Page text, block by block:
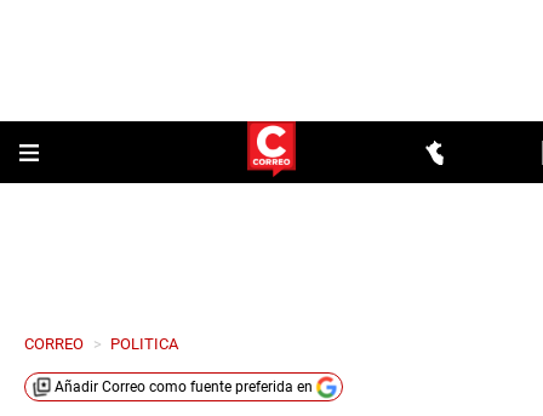
CORREO > POLITICA
Añadir Correo como fuente preferida en